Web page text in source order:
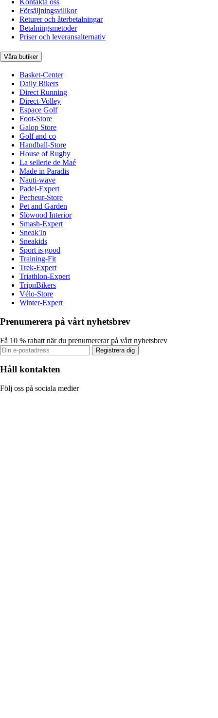
Försäljningsvillkor
Returer och återbetalningar
Betalningsmetoder
Priser och leveransalternativ
Våra butiker
Basket-Center
Daily Bikers
Direct Running
Direct-Volley
Espace Golf
Foot-Store
Galop Store
Golf and co
Handball-Store
House of Rugby
La sellerie de Maé
Made in Paradis
Nauti-wave
Padel-Expert
Pecheur-Store
Pet and Garden
Slowood Interior
Smash-Expert
Sneak'In
Sneakids
Sport is good
Training-Fit
Trek-Expert
Triathlon-Expert
TripnBikers
Vélo-Store
Winter-Expert
Prenumerera på vårt nyhetsbrev
Få 10 % rabatt när du prenumererar på vårt nyhetsbrev
Registrera dig
Håll kontakten
Följ oss på sociala medier